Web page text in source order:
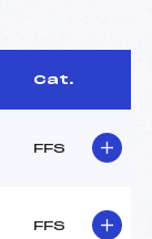
Cat.
FFS
FFS